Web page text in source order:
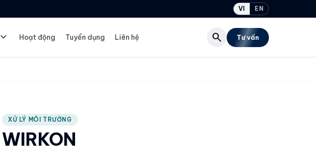
VI EN
expand_more Hoạt động Tuyển dụng Liên hệ search Tư vấn
XỬ LÝ MÔI TRƯỜNG
WIRKON